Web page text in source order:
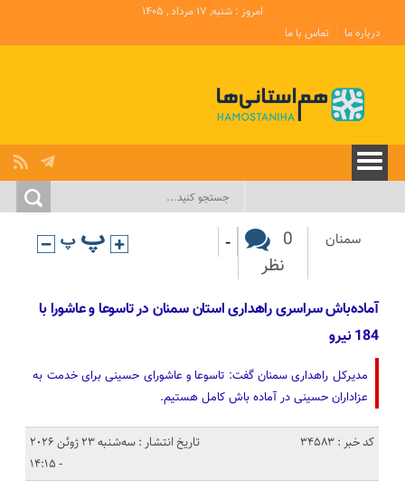
امروز : شنبه, ۱۷ مرداد , ۱۴۰۵
درباره ما
تماس با ما
سمنان
0
نظر
-
آماده‌باش سراسری راهداری استان سمنان در تاسوعا و عاشورا با
184 نیرو
مدیرکل راهداری سمنان گفت: تاسوعا و عاشورای حسینی برای خدمت به
عزاداران حسینی در آماده باش کامل هستیم.
کد خبر : 34583
تاریخ انتشار : سه‌شنبه 23 ژوئن 2026
- 14:15